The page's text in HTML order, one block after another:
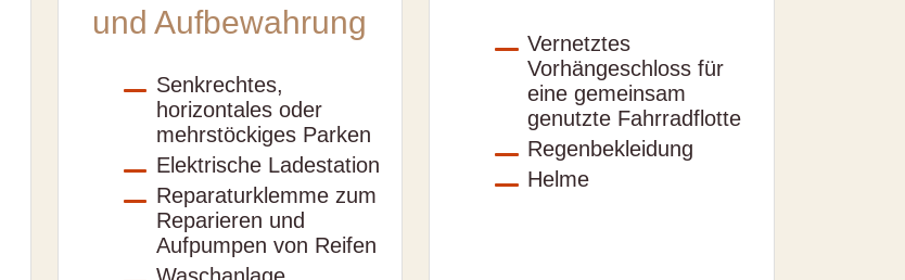
und Aufbewahrung
Senkrechtes,
horizontales oder
mehrstöckiges Parken
Elektrische Ladestation
Reparaturklemme zum
Reparieren und
Aufpumpen von Reifen
Vernetztes
Vorhängeschloss für
eine gemeinsam
genutzte Fahrradflotte
Regenbekleidung
Helme